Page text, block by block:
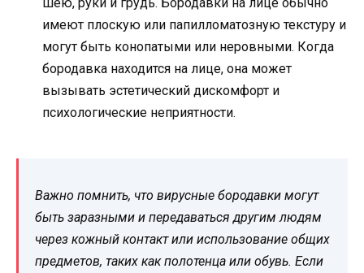
имеют плоскую или папилломатозную текстуру и
могут быть конопатыми или неровными. Когда
бородавка находится на лице, она может
вызывать эстетический дискомфорт и
психологические неприятности.
Важно помнить, что вирусные бородавки могут
быть заразными и передаваться другим людям
через кожный контакт или использование общих
предметов, таких как полотенца или обувь. Если